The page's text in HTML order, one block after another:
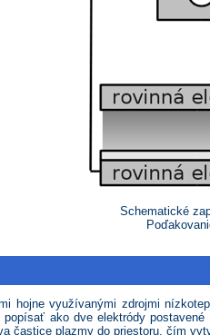
Schematické
hojne využívanými zdrojmi
popísať ako dve elektródy
častice plazmy do priestoru, čím